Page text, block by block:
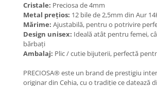
BRĂȚĂRI CU ȘNUR REGLABIL
Brățări din Aur cu șnur reglabil
Brățări din Argint cu șnur reglabil
BRĂȚĂRI CU PIETRE SEMIPREȚIOASE
semiprețioase
Cristale: Preciosa de 4mm
Metal prețios: 12 bile de 2,5mm din Aur
Mărime: Ajustabilă, pentru o potrivire
Design unisex: Ideală atât pentru femei,
bărbați
Ambalaj: Plic / cutie bijuterii, perfectă
PRECIOSA® este un brand de prestigiu
originar din Cehia, cu o tradiție ce datează